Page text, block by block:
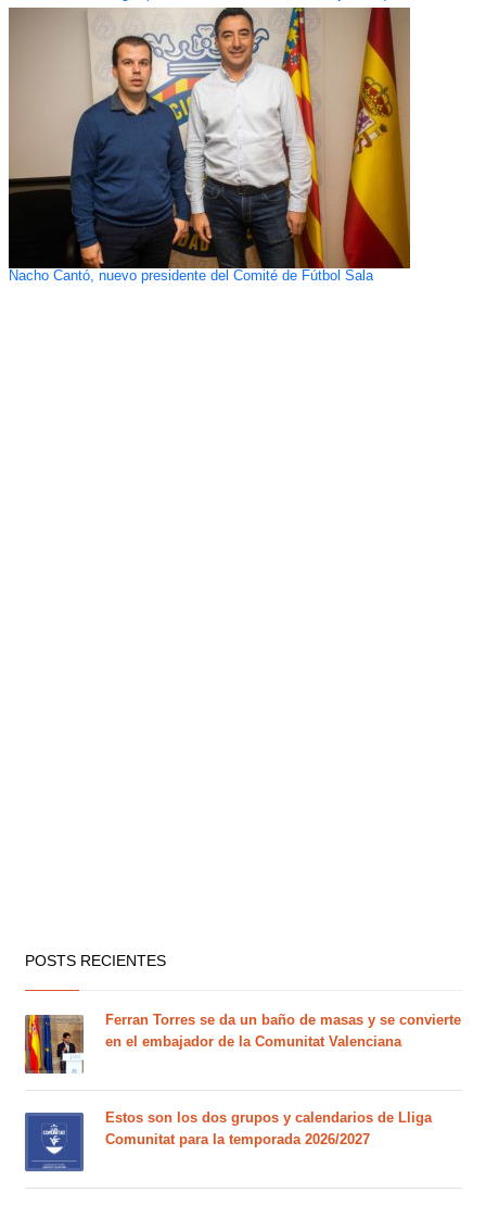
Nacho Cantó, nuevo presidente del Comité de Fútbol Sala
POSTS RECIENTES
Ferran Torres se da un baño de masas y se convierte
en el embajador de la Comunitat Valenciana
Estos son los dos grupos y calendarios de Lliga
Comunitat para la temporada 2026/2027